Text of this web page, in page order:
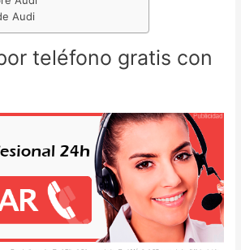
Audi
teléfono gratis con